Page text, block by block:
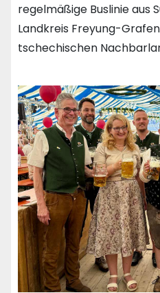
regelmäßige Buslinie aus
Landkreis Freyung-
tschechischen